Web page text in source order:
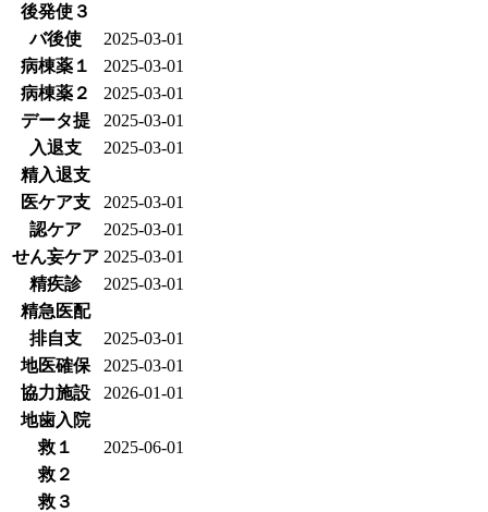
後発使３
バ後使
2025-03-01
病棟薬１
2025-03-01
病棟薬２
2025-03-01
データ提
2025-03-01
入退支
2025-03-01
精入退支
医ケア支
2025-03-01
認ケア
2025-03-01
せん妄ケア 2025-03-01
精疾診
2025-03-01
精急医配
排自支
2025-03-01
地医確保
2025-03-01
協力施設
2026-01-01
地歯入院
救１
2025-06-01
救２
救３